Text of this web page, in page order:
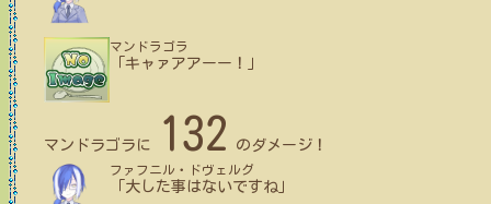
マンドラゴラ
「キャァアアーー！」
マンドラゴラ に 132 のダメージ！
ファフニル・ドヴェルグ
「大した事はないですね」